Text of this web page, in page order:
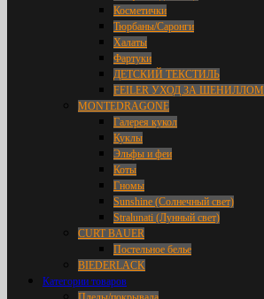
Косметички
Тюрбаны/Саронги
Халаты
Фартуки
ДЕТСКИЙ ТЕКСТИЛЬ
FEILER УХОД ЗА ШЕНИЛЛОМ
MONTEDRAGONE
Галерея кукол
Куклы
Эльфы и феи
Коты
Гномы
Sunshine (Солнечный свет)
Stralunati (Лунный свет)
CURT BAUER
Постельное белье
BIEDERLACK
Категории товаров